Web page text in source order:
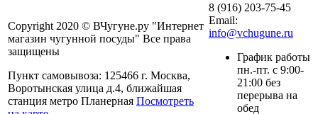
Copyright 2020 © ВЧугуне.ру "Интернет
магазин чугунной посуды" Все права
защищены
Пункт самовывоза: 125466 г. Москва,
Воротынская улица д.4, ближайшая
станция метро Планерная Посмотреть
8 (916) 203-75-45
Email:
info@vchugune.ru
График работы
пн.-пт. с 9:00-
21:00 без
перерыва на
обед